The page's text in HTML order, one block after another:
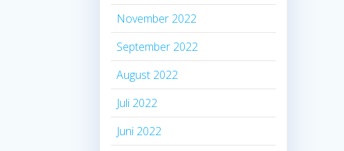
November 2022
September 2022
August 2022
Juli 2022
Juni 2022